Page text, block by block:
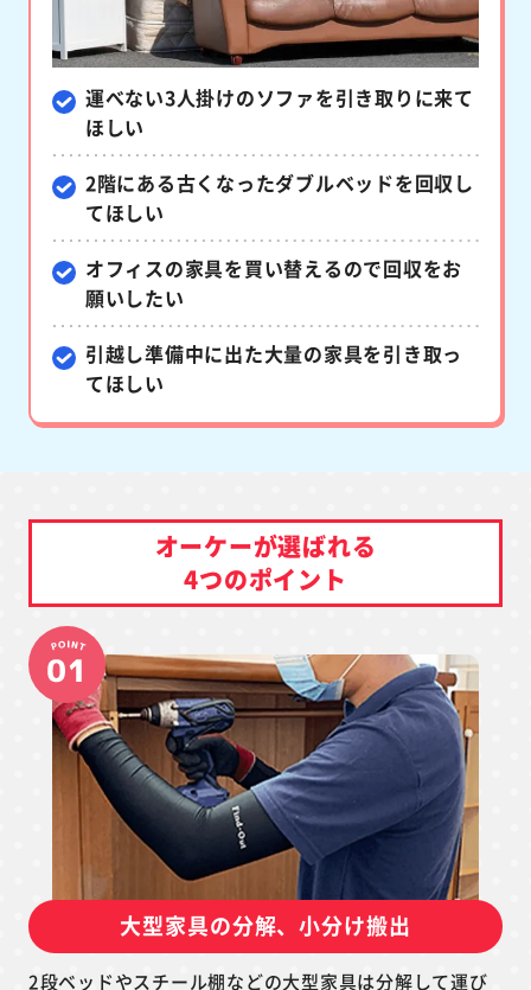
運べない3人掛けのソファを引き取りに来て
ほしい
2階にある古くなったダブルベッドを回収し
てほしい
オフィスの家具を買い替えるので回収をお
願いしたい
引越し準備中に出た大量の家具を引き取っ
てほしい
オーケーが選ばれる
4つのポイント
大型家具の分解、小分け搬出
2段ベッドやスチール棚などの大型家具は分解して運び